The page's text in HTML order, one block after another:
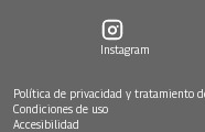
Instagram
Política de privacidad y tratamiento
Condiciones de uso
Accesibilidad